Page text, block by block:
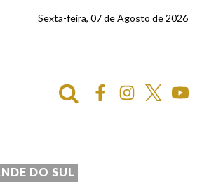
Sexta-feira, 07 de Agosto de 2026
DO SUL